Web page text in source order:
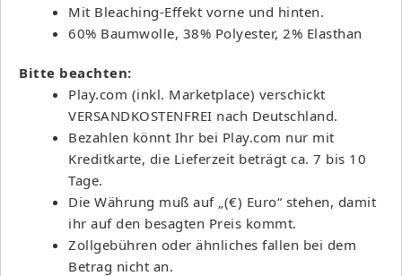
Mit Bleaching-Effekt vorne und hinten.
60% Baumwolle, 38% Polyester, 2% Elasthan
Bitte beachten:
Play.com (inkl. Marketplace) verschickt
VERSANDKOSTENFREI nach Deutschland.
Bezahlen könnt Ihr bei Play.com nur mit
Kreditkarte, die Lieferzeit beträgt ca. 7 bis 10
Tage.
Die Währung muß auf „(€) Euro“ stehen, damit
ihr auf den besagten Preis kommt.
Zollgebühren oder ähnliches fallen bei dem
Betrag nicht an.